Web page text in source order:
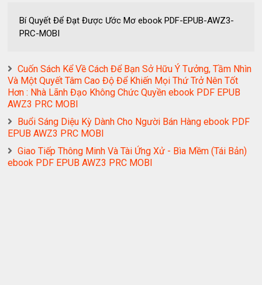
Bí Quyết Để Đạt Được Ước Mơ ebook PDF-EPUB-AWZ3-
PRC-MOBI
Cuốn Sách Kể Về Cách Để Bạn Sở Hữu Ý Tưởng, Tầm Nhìn
Và Một Quyết Tâm Cao Độ Để Khiến Mọi Thứ Trở Nên Tốt
Hơn : Nhà Lãnh Đạo Không Chức Quyền ebook PDF EPUB
AWZ3 PRC MOBI
Buổi Sáng Diệu Kỳ Dành Cho Người Bán Hàng ebook PDF
EPUB AWZ3 PRC MOBI
Giao Tiếp Thông Minh Và Tài Ứng Xử - Bìa Mềm (Tái Bản)
ebook PDF EPUB AWZ3 PRC MOBI